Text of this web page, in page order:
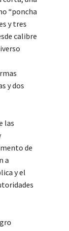
“poncha
y tres
calibre
y dos
las
de
a
y el